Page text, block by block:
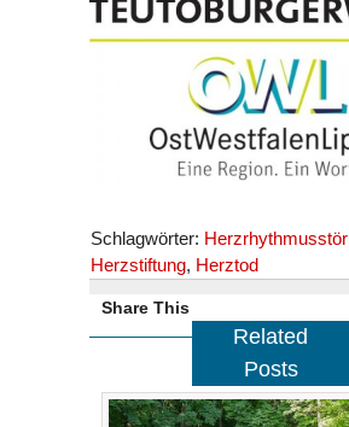
Schlagwörter:
Herzstiftung, Herztod
Share This
Related
Posts